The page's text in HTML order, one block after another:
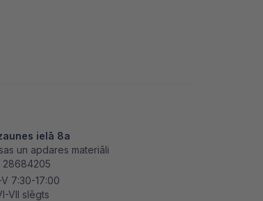
ielā 8a
un apdares materiāli
28684205
V 7:30-17:00
VII slēgts